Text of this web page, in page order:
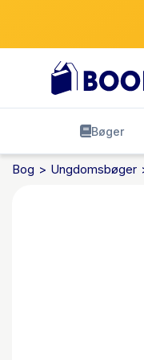
Bøger
Bog Ungdomsbøger